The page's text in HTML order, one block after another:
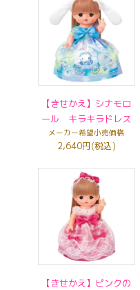
【きせかえ】シナモロ
ール キラキラドレス
メーカー希望小売価格
2,640円(税込)
【きせかえ】ピンクの